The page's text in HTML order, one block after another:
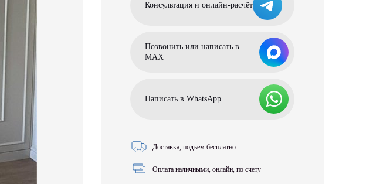
Консультация и онлайн-расчёт
Позвонить или написать в
МАХ
Написать в WhatsApp
Доставка, подъем бесплатно
Оплата наличными, онлайн, по счету